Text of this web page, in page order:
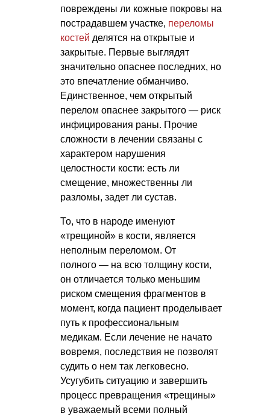
повреждены ли кожные покровы на
пострадавшем участке, переломы
костей делятся на открытые и
закрытые. Первые выглядят
значительно опаснее последних, но
это впечатление обманчиво.
Единственное, чем открытый
перелом опаснее закрытого — риск
инфицирования раны. Прочие
сложности в лечении связаны с
характером нарушения
целостности кости: есть ли
смещение, множественны ли
разломы, задет ли сустав.
То, что в народе именуют
«трещиной» в кости, является
неполным переломом. От
полного — на всю толщину кости,
он отличается только меньшим
риском смещения фрагментов в
момент, когда пациент проделывает
путь к профессиональным
медикам. Если лечение не начато
вовремя, последствия не позволят
судить о нем так легковесно.
Усугубить ситуацию и завершить
процесс превращения «трещины»
в уважаемый всеми полный